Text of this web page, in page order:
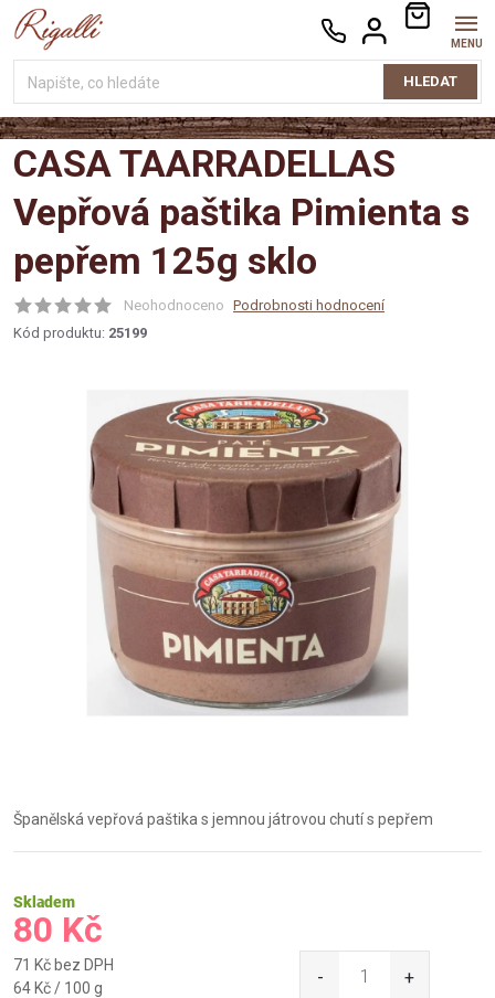
Přejít
na
HLEDAT
NÁKUPNÍ
KOŠÍK
CASA TAARRADELLAS
Vepřová paštika Pimienta s
pepřem 125g sklo
Neohodnoceno Podrobnosti hodnocení
Kód produktu: 25199
Španělská vepřová paštika s jemnou játrovou chutí s pepřem
Skladem
80 Kč
71 Kč bez DPH
Měrná
64 Kč / 100 g